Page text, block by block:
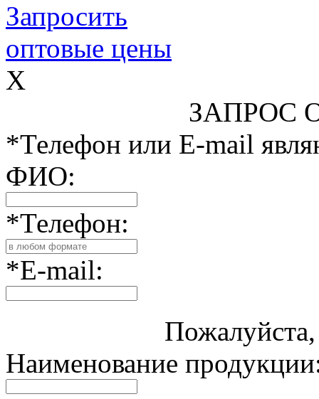
Запросить
оптовые цены
X
ЗАПРОС
*Телефон или E-mail
ФИО:
*Телефон:
*E-mail:
Пожалуйста,
Наименование